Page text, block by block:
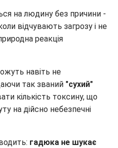
на людину без причини -
відчувають загрозу і не
реакція
навіть не
так званий "сухий"
кількість токсину, що
на дійсно небезпечні
гадюка не шукає